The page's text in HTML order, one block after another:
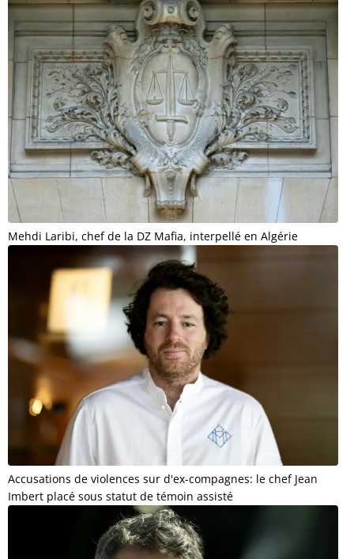
Mehdi Laribi, chef de la DZ Mafia, interpellé en Algérie
Accusations de violences sur d'ex-compagnes: le chef Jean
Imbert placé sous statut de témoin assisté